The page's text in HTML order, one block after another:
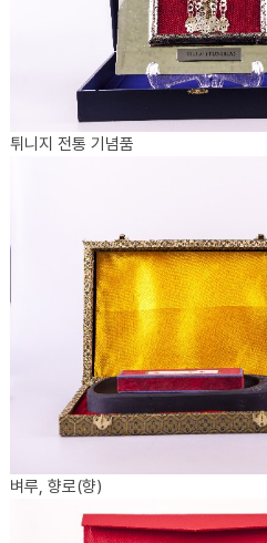
튀니지 전통 기념품
벼루, 향로(향)